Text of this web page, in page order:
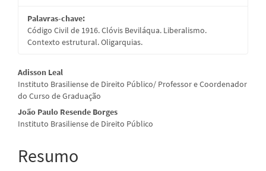
Palavras-chave:
Código Civil de 1916. Clóvis Beviláqua. Liberalismo.
Contexto estrutural. Oligarquias.
Conteúdo
do
artigo
principal
Adisson Leal
Instituto Brasiliense de Direito Público/ Professor e Coordenador
do Curso de Graduação
João Paulo Resende Borges
Instituto Brasiliense de Direito Público
Resumo